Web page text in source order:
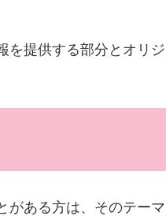
を提供する部分とオリジ
がある方は、そのテーマ